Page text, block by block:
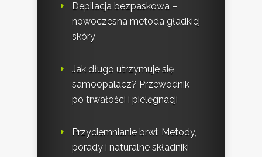
Depilacja bezpaskowa –
nowoczesna metoda gładkiej
skóry
Jak długo utrzymuje się
samoopalacz? Przewodnik
po trwałości i pielęgnacji
Przyciemnianie brwi: Metody,
porady i naturalne składniki